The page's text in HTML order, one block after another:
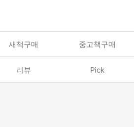
새책구매 중고책구매
리뷰 Pick